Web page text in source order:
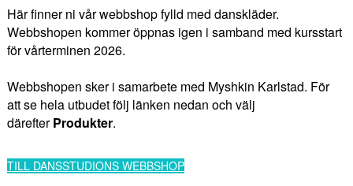
Här finner ni vår webbshop fylld med danskläder.
Webbshopen kommer öppnas igen i samband med kursstart
för vårterminen 2026.
Webbshopen sker i samarbete med Myshkin Karlstad. För
att se hela utbudet följ länken nedan och välj
därefterProdukter.
TILL DANSSTUDIONS WEBBSHOP